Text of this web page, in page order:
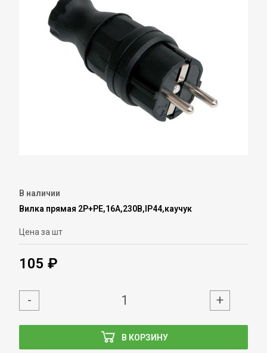
В наличии
Вилка прямая 2Р+РЕ,16А,230В,IP44,каучук
Цена за шт
105 ₽
В КОРЗИНУ
- +